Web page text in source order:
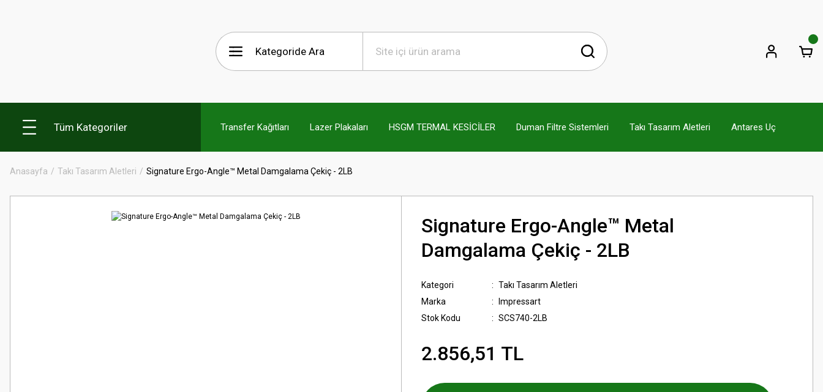
Tüm Kategoriler Transfer Kağıtları Lazer Plakaları HSGM TERMAL KESİCİLER Duman Filtre Sistemleri Takı Tasarım Aletleri Antares Uç
Anasayfa Takı Tasarım Aletleri Signature Ergo-Angle™ Metal Damgalama Çekiç - 2LB
Signature Ergo-Angle™ Metal
Damgalama Çekiç - 2LB
Kategori
Takı Tasarım Aletleri
Marka
Impressart
Stok Kodu
SCS740-2LB
2.856,51 TL